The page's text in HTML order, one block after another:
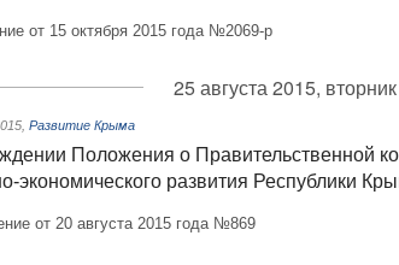
от 15 октября 2015 года №2069-р
25 августа 2015, вторник
Развитие Крыма
Положения о Правительственной
экономического развития Республики
от 20 августа 2015 года №869